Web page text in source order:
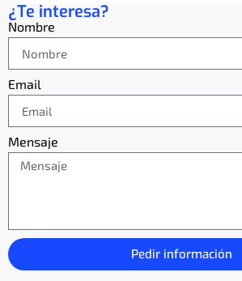
¿Te interesa?
Nombre
Email
Mensaje
Pedir información